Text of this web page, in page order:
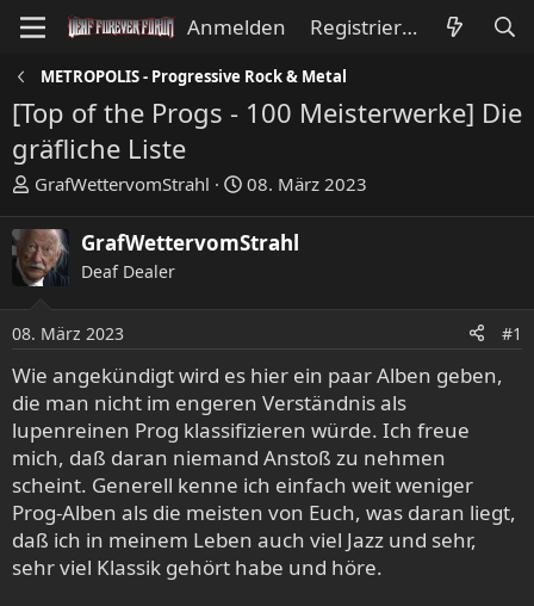
Anmelden Registrieren
METROPOLIS - Progressive Rock & Metal
[Top of the Progs - 100 Meisterwerke] Die
gräfliche Liste
E
s
t
e
l
r
GrafWettervomStrahl
E
s
t
l
a
m
08. März 2023
GrafWettervomStrahl
Deaf Dealer
08. März 2023 #1
Wie angekündigt wird es hier ein paar Alben geben,
die man nicht im engeren Verständnis als
lupenreinen Prog klassifizieren würde. Ich freue
mich, daß daran niemand Anstoß zu nehmen
scheint. Generell kenne ich einfach weit weniger
Prog-Alben als die meisten von Euch, was daran liegt,
daß ich in meinem Leben auch viel Jazz und sehr,
sehr viel Klassik gehört habe und höre.